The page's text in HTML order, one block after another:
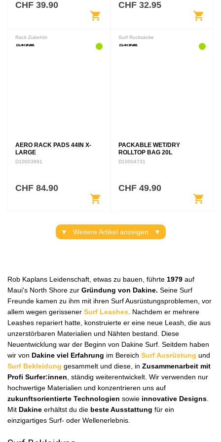
CHF 39.90
shopping_cart
CHF 32.95
shopping_cart
Rack Zubehör
AERO RACK PADS 44IN X-
LARGE
D10003891
CHF 84.90
shopping_cart
Surf Rucksäcke
PACKABLE WET/DRY
ROLLTOP BAG 20L
Wasserdichte beziehungsweise
Ausrüstung auf Reisen getrennt
D10004731
CHF 49.90
shopping_cart
Weitere Artikel anzeigen
Rob Kaplans Leidenschaft, etwas zu bauen, führte 1979 auf
Maui's North Shore zur Gründung von Dakine. Seine Surf
Freunde kamen zu ihm mit ihren Surf Ausrüstungsproblemen, vor
allem wegen gerissener Surf Leashes. Nachdem er mehrere
Leashes repariert hatte, konstruierte er eine neue Leash, die aus
unzerstörbaren Materialien und Nähten bestand. Diese
Neuentwicklung war der Beginn von Dakine Surf. Seitdem haben
wir von Dakine viel Erfahrung im Bereich Surf Ausrüstung und
Surf Bekleidung gesammelt und diese, in Zusammenarbeit mit
Profi Surfer:innen, ständig weiterentwickelt. Wir verwenden nur
hochwertige Materialien und konzentrieren uns auf
zukunftsorientierte Technologien sowie innovative Designs.
Mit Dakine erhältst du die beste Ausstattung für ein
einzigartiges Surf- oder Wellenerlebnis.